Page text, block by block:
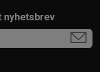
nyhetsbrev